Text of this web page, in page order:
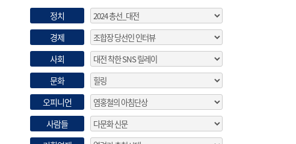
정치
경제
사회
문화
오피니언
사람들